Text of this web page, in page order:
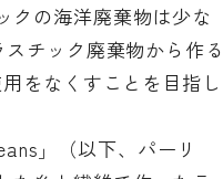
クの海洋廃棄物は少な
チック廃棄物から作
をなくすことを目指し
」（以下、パーリ